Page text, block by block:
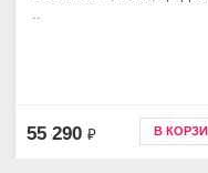
..
55 290 ₽ В